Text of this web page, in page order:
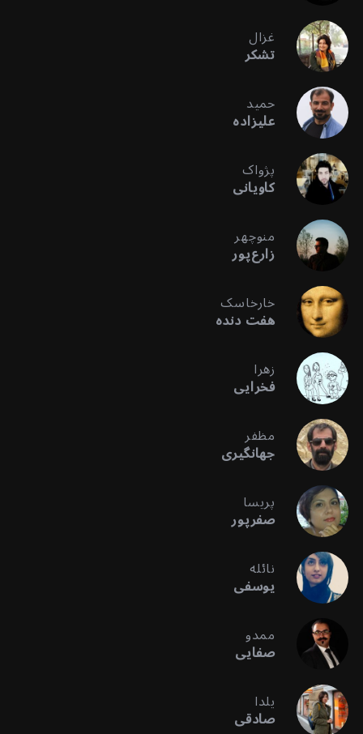
غزال
تشکر
حمید
علیزاده
پژواک
کاویانی
منوچهر
زارع‌پور
خارخاسک
هفت دنده
زهرا
فخرایی
مظفر
جهانگیری
پریسا
صفرپور
نائله
یوسفی
ممدو
صفایی
یلدا
صادقی